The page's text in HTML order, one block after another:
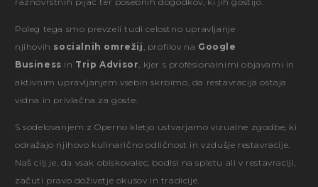
Poleg tega smo prevzeli tudi celostno upravljanje
njihovih socialnih omrežij , profilov na Google
Business in Trip Advisor, kjer s profesionalnimi objavami in
aktivnim upravljanjem vsebin skrbimo, da restavracija ostaja
vidna in privlačna za goste.
S sodelovanjem z Operno kletjo ustvarjamo vizualne zgodbe, ki
odražajo njihovo kulinarično odličnost in vzdušje restavracije.
Naš cilj je, da vsak obiskovalec, bodisi na spletu ali v restavraciji,
začuti pravo doživetje okusov in tradicije.